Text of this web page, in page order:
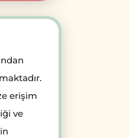
erişim
ve